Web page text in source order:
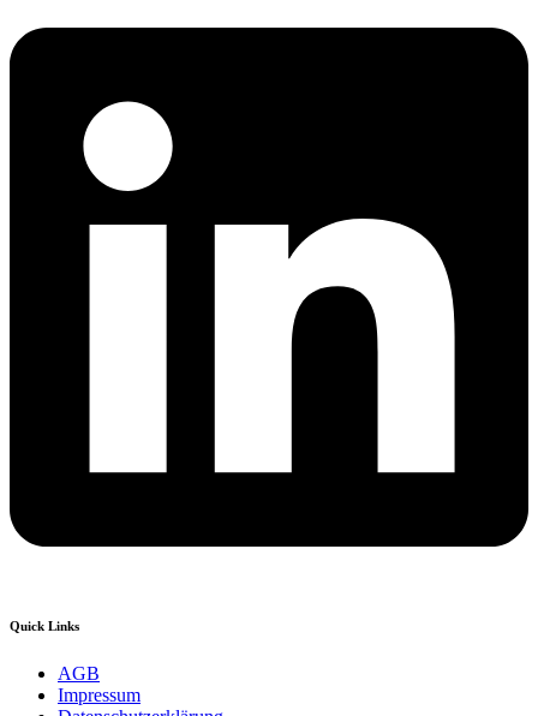
Quick Links
AGB
Impressum